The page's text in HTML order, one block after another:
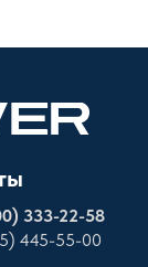
333-22-58
445-55-00